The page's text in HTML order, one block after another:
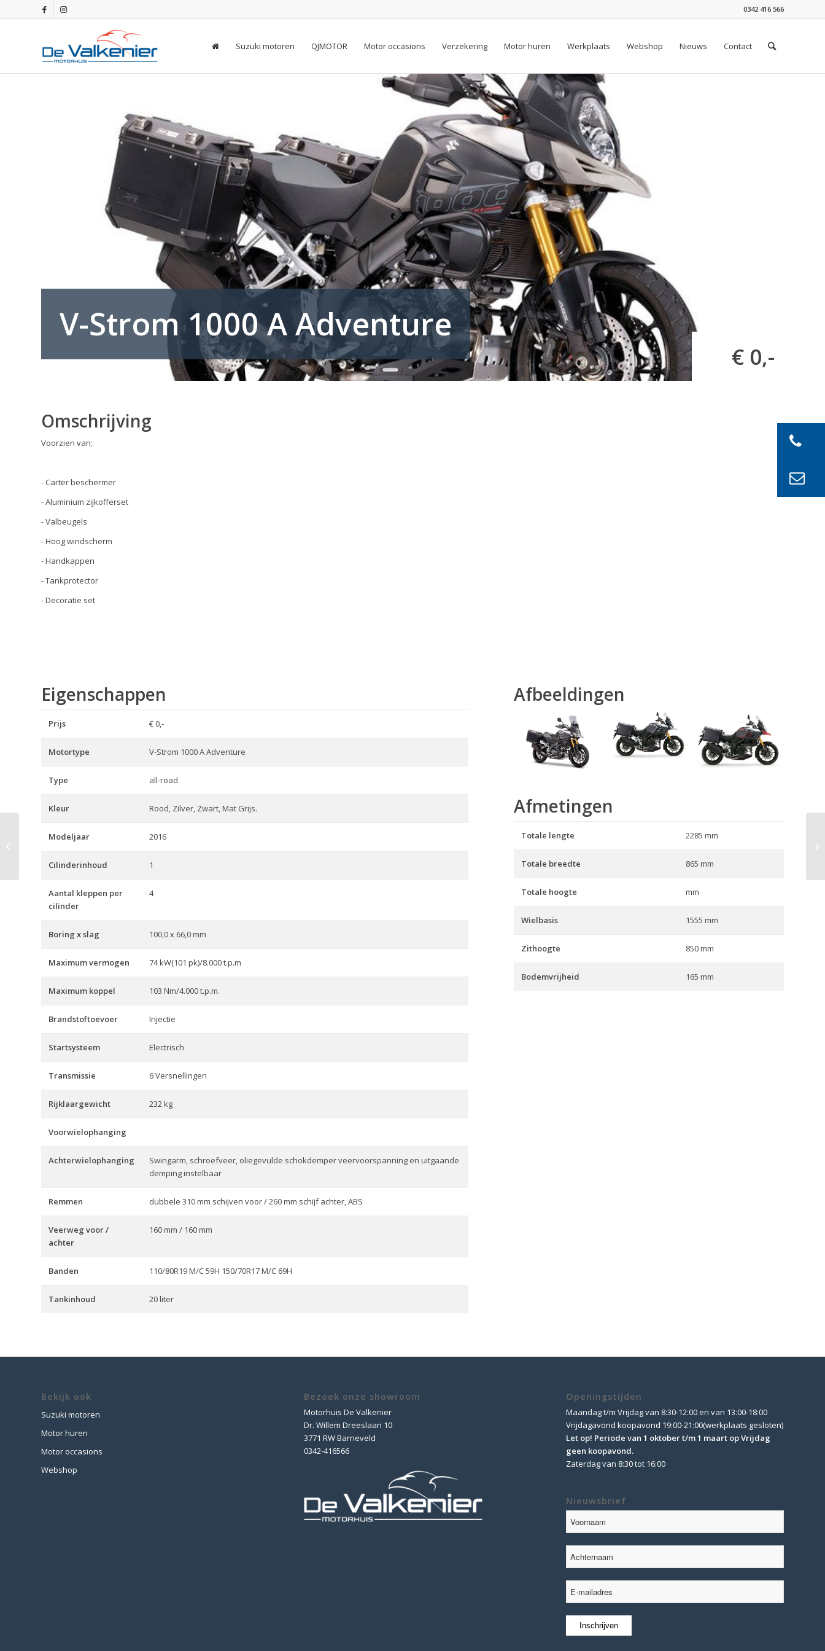
0342 416 566
Suzuki motoren QJMOTOR Motor occasions Verzekering Motor huren Werkplaats Webshop Nieuws Contact
V-Strom 1000 A Adventure
€ 0,-
Omschrijving
Voorzien van;
- Carter beschermer
- Aluminium zijkofferset
- Valbeugels
- Hoog windscherm
- Handkappen
- Tankprotector
- Decoratie set
Eigenschappen
Prijs € 0,-
Motortype V-Strom 1000 A Adventure
Type all-road
Kleur Rood, Zilver, Zwart, Mat Grijs.
Modeljaar 2016
Cilinderinhoud 1
Aantal kleppen per
cilinder
4
Boring x slag 100,0 x 66,0 mm
Maximum vermogen 74 kW(101 pk)/8.000 t.p.m
Maximum koppel 103 Nm/4.000 t.p.m.
Brandstoftoevoer Injectie
Startsysteem Electrisch
Transmissie 6 Versnellingen
Rijklaargewicht 232 kg
Voorwielophanging
Achterwielophanging
Swingarm, schroefveer, oliegevulde schokdemper veervoorspanning en uitgaande
demping instelbaar
Remmen dubbele 310 mm schijven voor / 260 mm schijf achter, ABS
Veerweg voor /
achter
160 mm / 160 mm
Banden 110/80R19 M/C 59H 150/70R17 M/C 69H
Tankinhoud 20 liter
Afbeeldingen
Afmetingen
Totale lengte 2285 mm
Totale breedte 865 mm
Totale hoogte mm
Wielbasis 1555 mm
Zithoogte 850 mm
Bodemvrijheid 165 mm
Bekijk ook
Suzuki motoren
Motor huren
Motor occasions
Webshop
Bezoek onze showroom
Motorhuis De Valkenier
Dr. Willem Dreeslaan 10
3771 RW Barneveld
0342-416566
Openingstijden
Maandag t/m Vrijdag van 8:30-12:00 en van 13:00-18:00
Vrijdagavond koopavond 19:00-21:00(werkplaats gesloten)
Let op! Periode van 1 oktober t/m 1 maart op Vrijdag
geen koopavond.
Zaterdag van 8:30 tot 16:00
Nieuwsbrief